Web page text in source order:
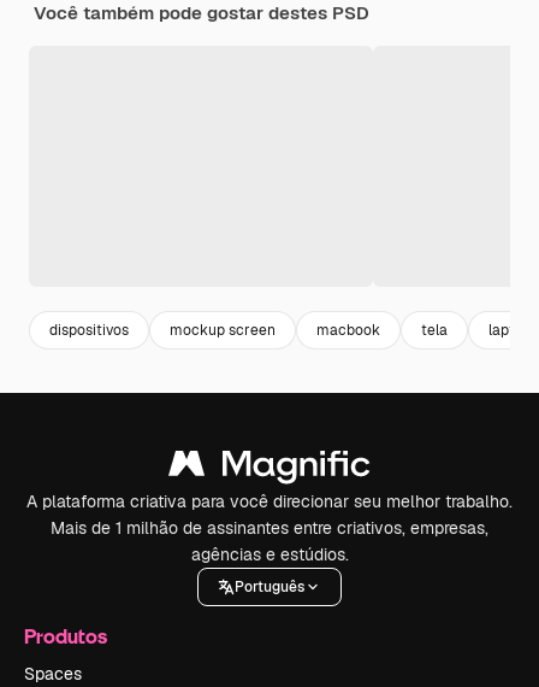
Você também pode gostar destes PSD
dispositivos mockup screen macbook tela laptop
A plataforma criativa para você direcionar seu melhor trabalho.
Mais de 1 milhão de assinantes entre criativos, empresas,
agências e estúdios.
Português
Produtos
Spaces